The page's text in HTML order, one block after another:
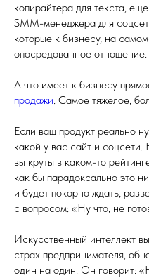
копирайтера для текста,
SMM-менеджера для
которые к бизнесу, на
опосредованное отношение.
А что имеет к бизнесу
продажи. Самое тяжелое,
Если ваш продукт реально
какой у вас сайт и соцсети.
вы круты в каком-то
как бы парадоксально это
и будет покорно ждать,
с вопросом: «Ну что, не
Искусственный интеллект
страх предпринимателя,
один на один. Он говорит: